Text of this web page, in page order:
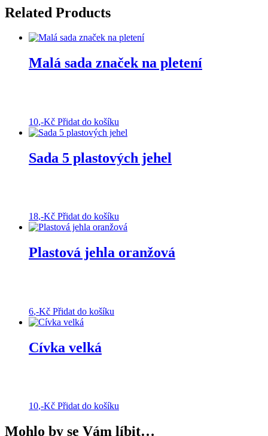
Related Products
Malá sada značek na pletení
10,-Kč Přidat do košíku
Sada 5 plastových jehel
18,-Kč Přidat do košíku
Plastová jehla oranžová
6,-Kč Přidat do košíku
Cívka velká
10,-Kč Přidat do košíku
Mohlo by se Vám líbit…